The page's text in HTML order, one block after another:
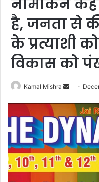
नामांकन
है, जनता से
के प्रत्याशी
विकास को
Kamal Mishra
Send
email